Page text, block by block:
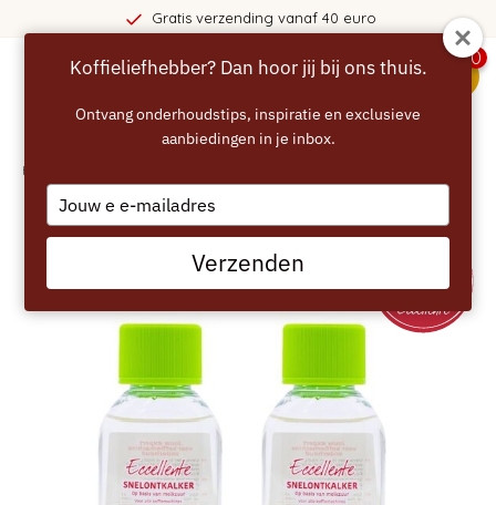
vanaf 40 euro
0
Home
Koffieliefhebber? Dan hoor jij bij ons thuis.
Ontvang onderhoudstips, inspiratie en exclusieve
aanbiedingen in je inbox.
Type
your
email
Verzenden